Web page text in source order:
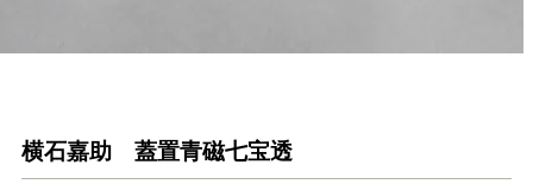
横石嘉助 蓋置青磁七宝透